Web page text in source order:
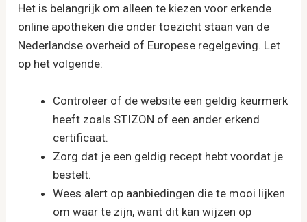
Het is belangrijk om alleen te kiezen voor erkende
online apotheken die onder toezicht staan van de
Nederlandse overheid of Europese regelgeving. Let
op het volgende:
Controleer of de website een geldig keurmerk
heeft zoals STIZON of een ander erkend
certificaat.
Zorg dat je een geldig recept hebt voordat je
bestelt.
Wees alert op aanbiedingen die te mooi lijken
om waar te zijn, want dit kan wijzen op